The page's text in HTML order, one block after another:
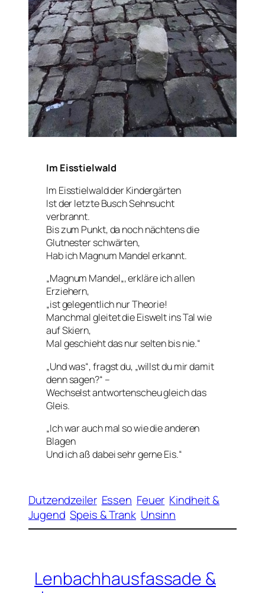
Im Eisstielwald
Im Eisstielwald der Kindergärten
Ist der letzte Busch Sehnsucht
verbrannt.
Bis zum Punkt, da noch nächtens die
Glutnester schwärten,
Hab ichMagnum Mandelerkannt.
„Magnum Mandel„, erkläre ich allen
Erziehern,
„ist gelegentlich nur Theorie!
Manchmal gleitet die Eiswelt ins Tal wie
auf Skiern,
Mal geschieht das nur selten bis nie.“
„Und was“, fragst du, „willst du mir damit
denn sagen?“ –
Wechselst antwortenscheu gleich das
Gleis.
„Ich war auch mal so wie die anderen
Blagen
Und ich aß dabei sehr gerne Eis.“
Dutzendzeiler Essen Feuer Kindheit &
Jugend Speis & Trank Unsinn
Lenbachhausfassade &